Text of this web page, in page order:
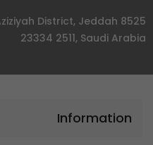
Aziziyah District, Jeddah
23334 2511, Saudi Arabia
Information